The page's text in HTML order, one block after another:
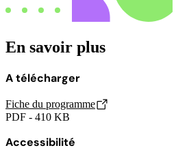
En savoir plus
A télécharger
Fiche du programme
PDF - 410 KB
Accessibilité